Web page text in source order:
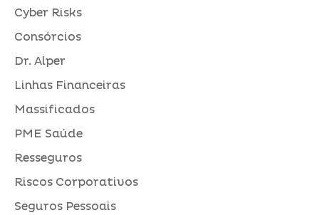
Cyber Risks
Consórcios
Dr. Alper
Linhas Financeiras
Massificados
PME Saúde
Resseguros
Riscos Corporativos
Seguros Pessoais